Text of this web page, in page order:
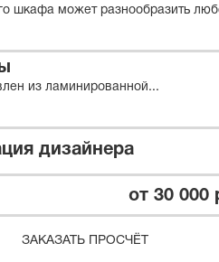
шкафа может разнообразить
из ламинированной...
дизайнера
от 30 000
ЗАКАЗАТЬ ПРОСЧЁТ